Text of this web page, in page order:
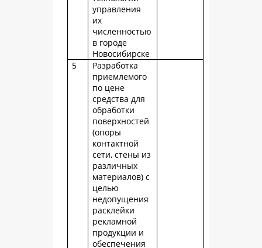
управления
их
численностью
в городе
Новосибирске
5
Разработка
приемлемого
по цене
средства для
обработки
поверхностей
(опоры
контактной
сети, стены из
различных
материалов) с
целью
недопущения
расклейки
рекламной
продукции и
обеспечения